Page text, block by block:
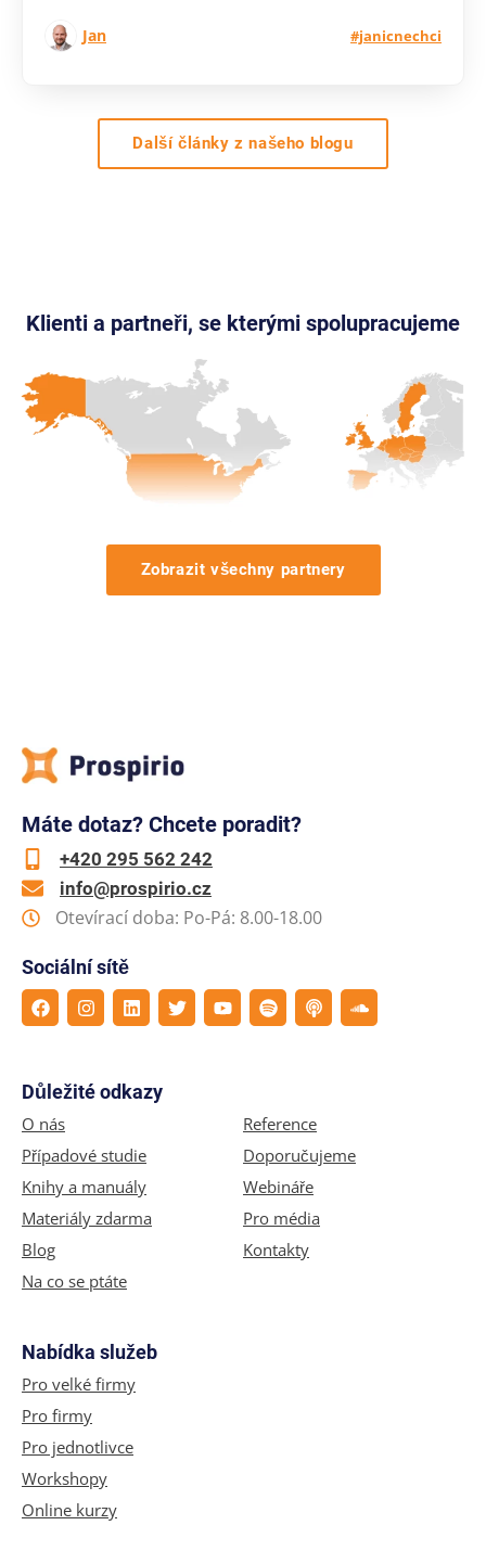
Jan #janicnechci
Další články z našeho blogu
Klienti a partneři, se kterými spolupracujeme
Zobrazit všechny partnery
Máte dotaz? Chcete poradit?
+420 295 562 242
info@prospirio.cz
Otevírací doba: Po-Pá: 8.00-18.00
Sociální sítě
Důležité odkazy
O nás
Případové studie
Knihy a manuály
Materiály zdarma
Blog
Na co se ptáte
Reference
Doporučujeme
Webináře
Pro média
Kontakty
Nabídka služeb
Pro velké firmy
Pro firmy
Pro jednotlivce
Workshopy
Online kurzy